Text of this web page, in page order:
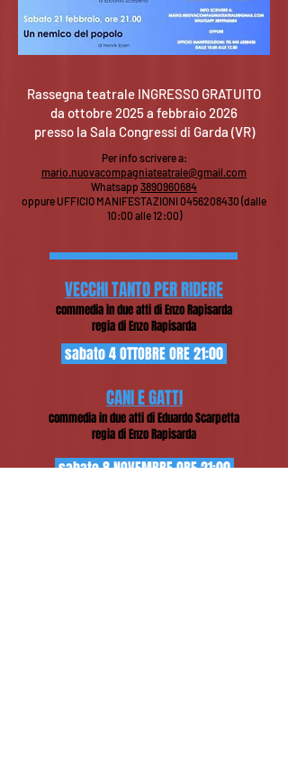
Rassegna teatrale INGRESSO GRATUITO
da ottobre 2025 a febbraio 2026
presso la Sala Congressi di Garda (VR)
Per info scrivere a:
mario.nuovacompagniateatrale@gmail.com
Whatsapp 3890960684
oppure UFFICIO MANIFESTAZIONI0456208430 (dalle
10:00 alle 12:00)
​VECCHI TANTO PER RIDERE
commedia in due atti di Enzo Rapisarda
regia di Enzo Rapisarda
sabato 4 OTTOBRE ORE 21:00
CANI E GATTI
commedia in due atti di Eduardo Scarpetta
regia di Enzo Rapisarda
sabato 8 NOVEMBRE ORE 21:00